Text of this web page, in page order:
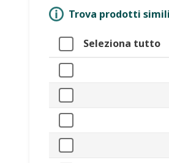
Trova prodotti
Seleziona tutto